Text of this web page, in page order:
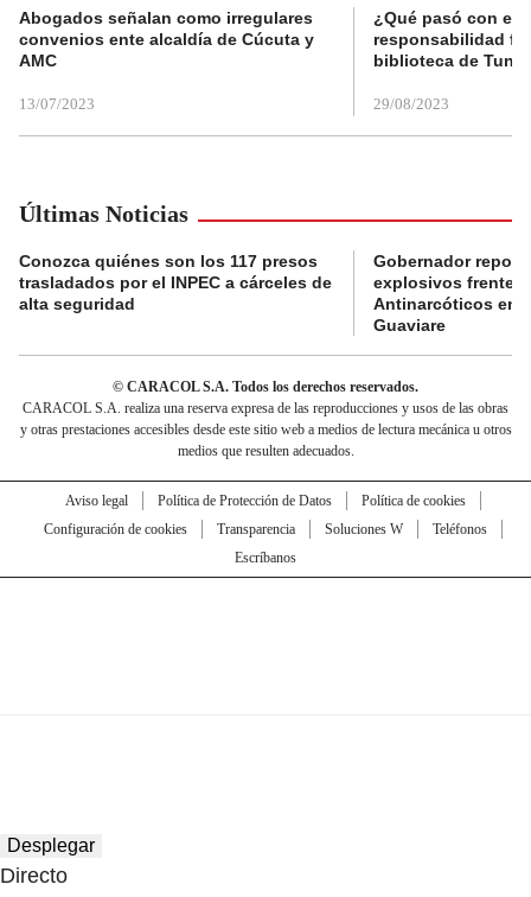
Abogados señalan como irregulares
convenios ente alcaldía de Cúcuta y
AMC
13/07/2023
¿Qué pasó con el
responsabilidad
biblioteca de
29/08/2023
Últimas Noticias
Conozca quiénes son los 117 presos
trasladados por el INPEC a cárceles de
alta seguridad
Gobernador
explosivos frente a
Antinarcóticos en
Guaviare
© CARACOL S.A. Todos los derechos reservados.
CARACOL S.A. realiza una reserva expresa de las reproducciones y usos de las obras
y otras prestaciones accesibles desde este sitio web a medios de lectura mecánica u otros
medios que resulten adecuados.
Aviso legal Política de Protección de Datos
Política de cookies
Configuración de cookies
Transparencia Soluciones W
Teléfonos
Escríbanos
Desplegar
Directo